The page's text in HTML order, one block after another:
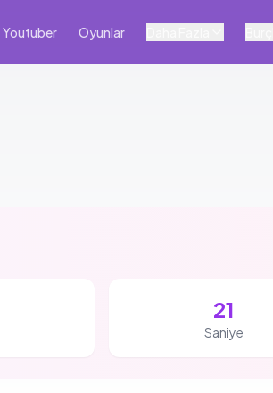
Youtuber Oyunlar
20
Saniye